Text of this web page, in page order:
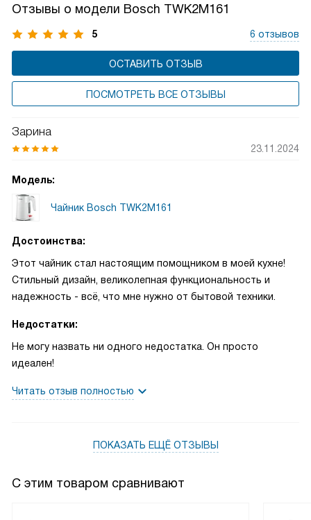
Отзывы о модели Bosch TWK2M161
5 6 отзывов
ОСТАВИТЬ ОТЗЫВ
ПОСМОТРЕТЬ ВСЕ ОТЗЫВЫ
Зарина
23.11.2024
Модель:
Чайник Bosch TWK2M161
Достоинства:
Этот чайник стал настоящим помощником в моей кухне!
Стильный дизайн, великолепная функциональность и
надежность - всё, что мне нужно от бытовой техники.
Недостатки:
Не могу назвать ни одного недостатка. Он просто
идеален!
Читать отзыв полностью
ПОКАЗАТЬ ЕЩЁ ОТЗЫВЫ
С этим товаром сравнивают